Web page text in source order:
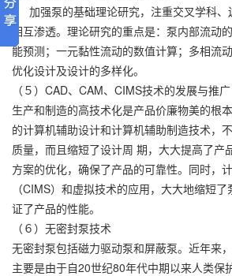
加强泵的基础理论研究，注重交叉学科、
相互渗透。理论研究的重点是：泵内部流动
能预测；一元黏性流动的数值计算；多相流
优化设计及设计的多样化。
（５）CAD、CAM、CIMS技术的发展与推广
生产和制造的高技术化是产品价廉物美的根
的计算机辅助设计和计算机辅助制造技术，
质量，而且缩短了设计周 期，大大提高了产
方案的优化，确保了产品的可靠性。同时，
（CIMS）和虚拟技术的应用，大大地缩短
证了产品的性能。
（６）无密封泵技术
无密封泵包括磁力驱动泵和屏蔽泵。近年来
主要是由于自20世纪80年代中期以来人类保